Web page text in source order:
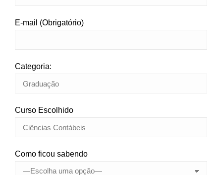
E-mail (Obrigatório)
Categoria:
Curso Escolhido
Como ficou sabendo